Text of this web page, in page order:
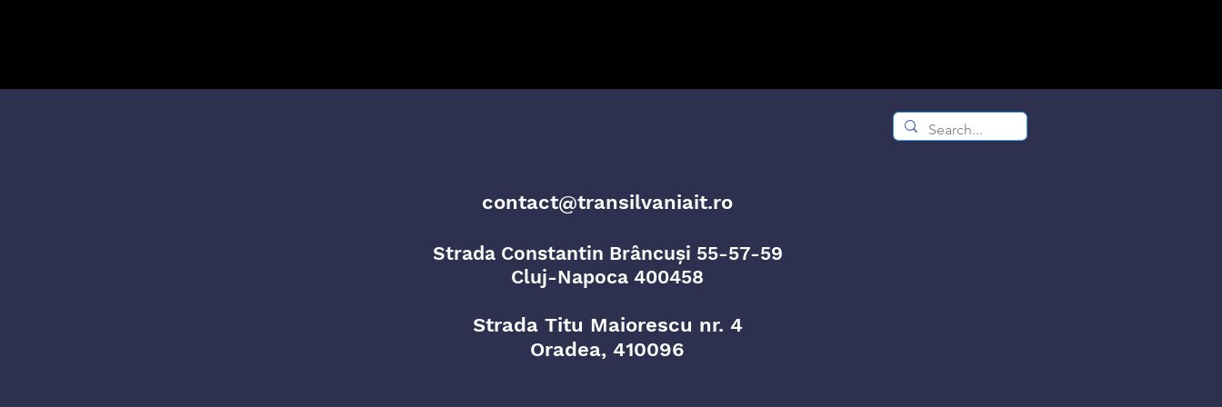
Strada Constantin Brâncuși 55-57-59
Cluj-Napoca 400458
contact@transilvaniait.ro
Strada Titu Maiorescu nr. 4
Oradea, 410096